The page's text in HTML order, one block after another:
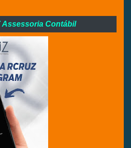
Assessoria Contábil